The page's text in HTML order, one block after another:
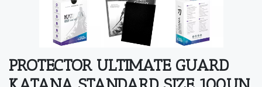
PROTECTOR ULTIMATE GUARD